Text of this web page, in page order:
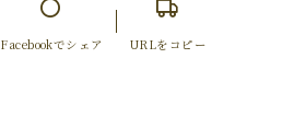
Facebookでシェア URLをコピー